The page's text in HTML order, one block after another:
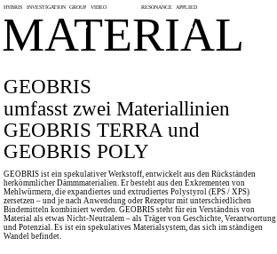
HYBRIS INVESTIGATION GROUP VIDEO RESONANCE APPLIED
MATERIAL
GEOBRIS
umfasst zwei Materiallinien
GEOBRIS TERRA und
GEOBRIS POLY
GEOBRIS ist ein spekulativer Werkstoff, entwickelt aus den Rückständen
herkömmlicher Dämmmaterialien. Er besteht aus den Exkrementen von
Mehlwürmern, die expandiertes und extrudiertes Polystyrol (EPS / XPS)
zersetzen – und je nach Anwendung oder Rezeptur mit unterschiedlichen
Bindemitteln kombiniert werden. GEOBRIS steht für ein Verständnis von
Material als etwas Nicht-Neutralem – als Träger von Geschichte, Verantwortung
und Potenzial. Es ist ein spekulatives Materialsystem, das sich im ständigen
Wandel befindet.